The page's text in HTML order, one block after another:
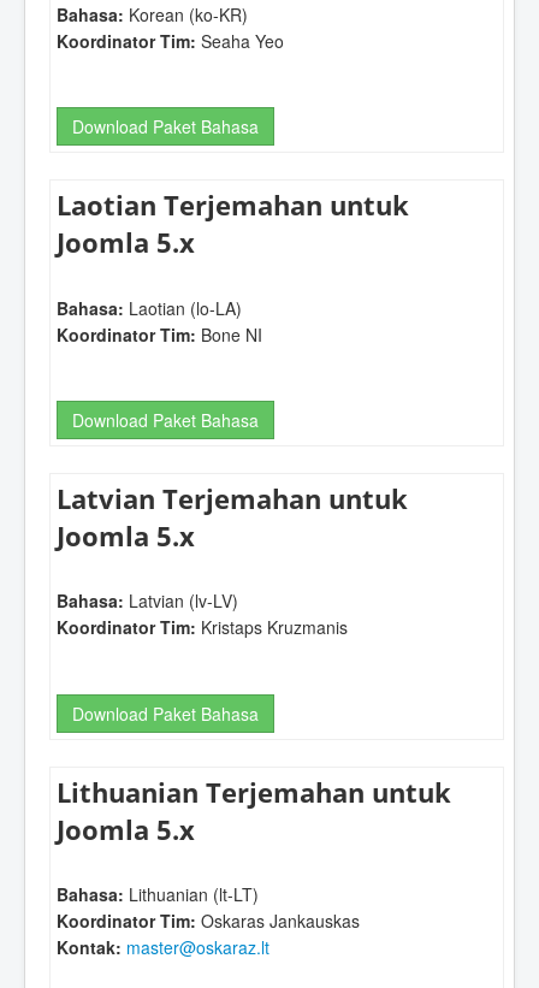
Bahasa: Korean (ko-KR)
Koordinator Tim: Seaha Yeo
Download Paket Bahasa
Laotian Terjemahan untuk
Joomla 5.x
Bahasa: Laotian (lo-LA)
Koordinator Tim: Bone NI
Download Paket Bahasa
Latvian Terjemahan untuk
Joomla 5.x
Bahasa: Latvian (lv-LV)
Koordinator Tim: Kristaps Kruzmanis
Download Paket Bahasa
Lithuanian Terjemahan untuk
Joomla 5.x
Bahasa: Lithuanian (lt-LT)
Koordinator Tim: Oskaras Jankauskas
Kontak: master@oskaraz.lt